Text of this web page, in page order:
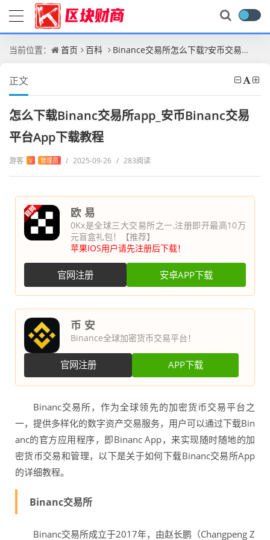
当前位置： 首页 百科 Binance交易所怎么下载?安币交易所APP下载官网教程最新版
正文
怎么下载Binanc交易所app_安币Binanc交易
平台App下载教程
游客 V 管理员 / 2025-09-26 / 283阅读
欧 易
0Kx是全球三大交易所之一,注册即开最高10万
元盲盒礼包！【推荐】
苹果IOS用户请先注册后下载！
官网注册 安卓APP下载
币 安
Binance全球加密货币交易平台！
官网注册 APP下载
Binanc交易所，作为全球领先的加密货币交易平台之
一，提供多样化的数字资产交易服务，用户可以通过下载Bin
anc的官方应用程序，即Binanc App，来实现随时随地的加
密货币交易和管理，以下是关于如何下载Binanc交易所App
的详细教程。
Binanc交易所
Binanc交易所成立于2017年，由赵长鹏（Changpeng Z